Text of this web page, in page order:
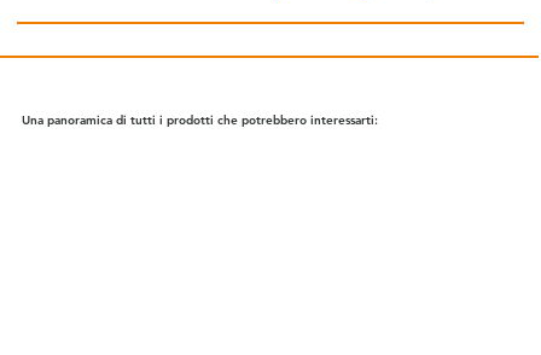
Una panoramica di tutti i prodotti che potrebbero interessarti: